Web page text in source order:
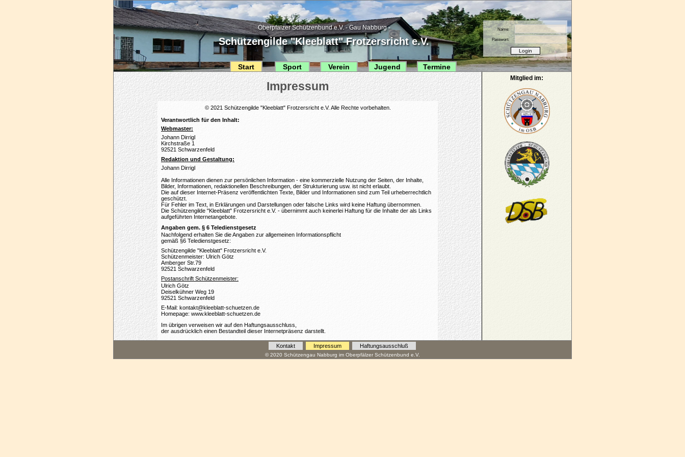
Oberpfälzer Schützenbund e.V. - Gau Nabburg -
Schützengilde "Kleeblatt" Frotzersricht e.V.
Name:
Passwort:
Start Sport Verein Jugend Termine
© 2021 Schützengilde "Kleeblatt" Frotzersricht e.V. Alle Rechte vorbehalten.
Verantwortlich für den Inhalt:
Webmaster:
Johann Dirrigl
Kirchstraße 1
92521 Schwarzenfeld
Redaktion und Gestaltung:
Johann Dirrigl
Alle Informationen dienen zur persönlichen Information - eine kommerzielle Nutzung der Seiten, der Inhalte,
Bilder, Informationen, redaktionellen Beschreibungen, der Strukturierung usw. ist nicht erlaubt.
Die auf dieser Internet-Präsenz veröffentlichten Texte, Bilder und Informationen sind zum Teil urheberrechtlich
geschützt.
Für Fehler im Text, in Erklärungen und Darstellungen oder falsche Links wird keine Haftung übernommen.
Die Schützengilde "Kleeblatt" Frotzersricht e.V. - übernimmt auch keinerlei Haftung für die Inhalte der als Links
aufgeführten Internetangebote.
Angaben gem. § 6 Teledienstgesetz
Nachfolgend erhalten Sie die Angaben zur allgemeinen Informationspflicht
gemäß §6 Teledienstgesetz:
Schützengilde "Kleeblatt" Frotzersricht e.V.
Schützenmeister: Ulrich Götz
Amberger Str.79
92521 Schwarzenfeld
Postanschrift Schützenmeister:
Ulrich Götz
Deiselkühner Weg 19
92521 Schwarzenfeld
E-Mail: kontakt@kleeblatt-schuetzen.de
Homepage: www.kleeblatt-schuetzen.de
Im übrigen verweisen wir auf den Haftungsausschluss,
der ausdrücklich einen Bestandteil dieser Internetpräsenz darstellt.
Mitglied im:
Kontakt Impressum Haftungsausschluß
© 2020 Schützengau Nabburg im Oberpfälzer Schützenbund e.V.